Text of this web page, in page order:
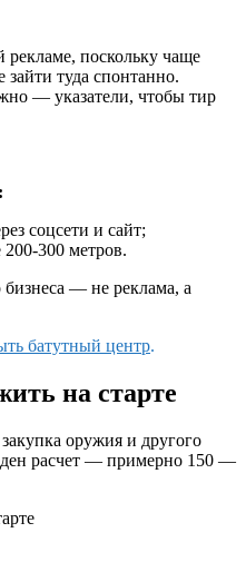
рекламе, поскольку чаще
туда спонтанно.
— указатели, чтобы тир
соцсети и сайт;
200-300 метров.
— не реклама, а
батутный центр.
на старте
оружия и другого
расчет — примерно 150 —